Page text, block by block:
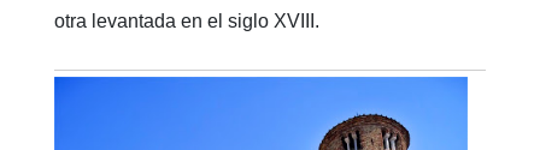
otra levantada en el siglo XVIII.